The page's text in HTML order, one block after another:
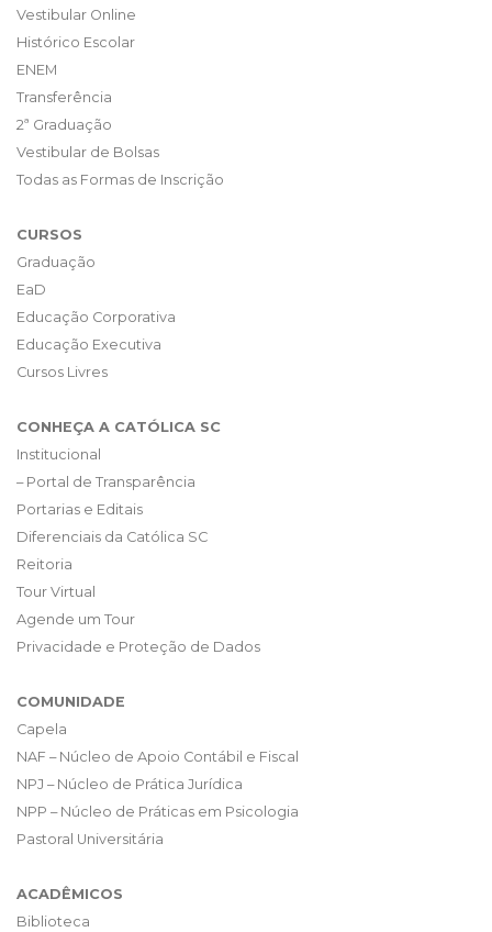
Vestibular Online
Histórico Escolar
ENEM
Transferência
2ª Graduação
Vestibular de Bolsas
Todas as Formas de Inscrição
CURSOS
Graduação
EaD
Educação Corporativa
Educação Executiva
Cursos Livres
CONHEÇA A CATÓLICA SC
Institucional
– Portal de Transparência
Portarias e Editais
Diferenciais da Católica SC
Reitoria
Tour Virtual
Agende um Tour
Privacidade e Proteção de Dados
COMUNIDADE
Capela
NAF – Núcleo de Apoio Contábil e Fiscal
NPJ – Núcleo de Prática Jurídica
NPP – Núcleo de Práticas em Psicologia
Pastoral Universitária
ACADÊMICOS
Biblioteca